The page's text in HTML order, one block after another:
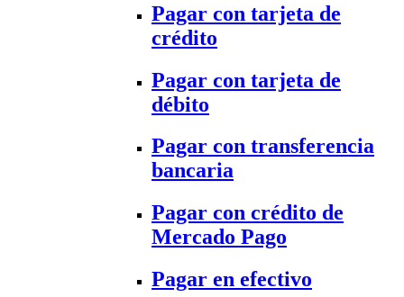
Pagar con tarjeta de
crédito
Pagar con tarjeta de
débito
Pagar con transferencia
bancaria
Pagar con crédito de
Mercado Pago
Pagar en efectivo